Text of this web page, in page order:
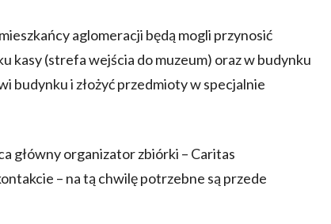
aglomeracji będą mogli przynosić
kasy (strefa wejścia do muzeum) oraz w budynku
budynku i złożyć przedmioty w specjalnie
główny organizator zbiórki – Caritas
– na tą chwilę potrzebne są przede